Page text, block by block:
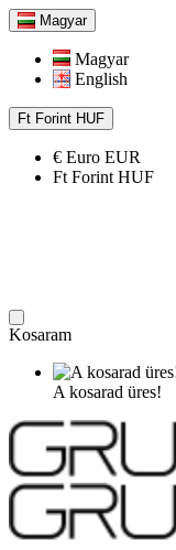
Magyar
Magyar
English
Ft Forint HUF
€ Euro EUR
Ft Forint HUF
Kosaram
A kosarad üres!